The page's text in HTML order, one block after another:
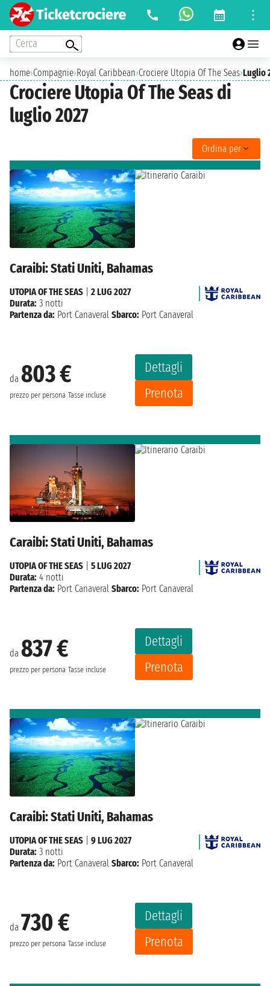
Cerca
home›Compagnie›Royal Caribbean›Crociere Utopia Of The Seas›Luglio
Crociere Utopia Of The Seas di
luglio 2027
Ordina per
Caraibi: Stati Uniti, Bahamas
da 803 €
prezzo per persona Tasse incluse
Dettagli
Prenota
UTOPIA OF THE SEAS
2 LUG 2027
Durata: 3 notti
Partenza da: Port Canaveral Sbarco: Port Canaveral
Caraibi: Stati Uniti, Bahamas
da 837 €
prezzo per persona Tasse incluse
Dettagli
Prenota
UTOPIA OF THE SEAS
5 LUG 2027
Durata: 4 notti
Partenza da: Port Canaveral Sbarco: Port Canaveral
Caraibi: Stati Uniti, Bahamas
da 730 €
prezzo per persona Tasse incluse
Dettagli
Prenota
UTOPIA OF THE SEAS
9 LUG 2027
Durata: 3 notti
Partenza da: Port Canaveral Sbarco: Port Canaveral